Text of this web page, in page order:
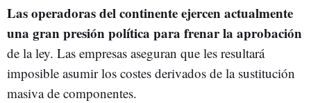
Las operadoras del continente ejercen actualmente
una gran presión política para frenar la aprobación
de la ley. Las empresas aseguran que les resultará
imposible asumir los costes derivados de la sustitución
masiva de componentes.